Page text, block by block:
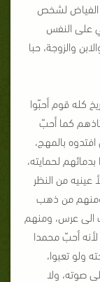
الفياض لشخص
على النفس
والزوجة، حبا
كله قوم أحبّوا
كما أحبّ
بالمهج،
لحمايته،
من النظر
ومنهم من ذهب
الى عرس، ومنهم
أحبّ محمدا
ولو تعبوا،
صوته، ولا